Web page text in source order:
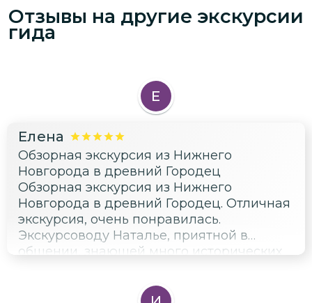
Отзывы на другие экскурсии
гида
Е
Елена
Обзорная экскурсия из Нижнего
Новгорода в древний Городец
Обзорная экскурсия из Нижнего
Новгорода в древний Городец. Отличная
экскурсия, очень понравилась.
Экскурсоводу Наталье, приятной в
общении, знающей много исторических
за увлекательную экскурсию.